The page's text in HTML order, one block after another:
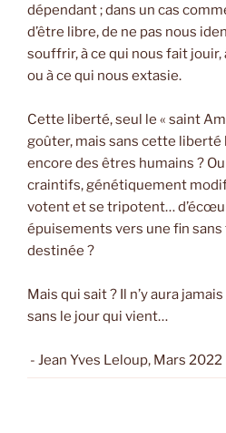
dépendant ; dans un cas
d’être libre, de ne pas nous
souffrir, à ce qui nous fait
ou à ce qui nous extasie.
Cette liberté, seul le « saint
goûter, mais sans cette liberté
encore des êtres humains ?
craintifs, génétiquement
votent et se tripotent…
épuisements vers une fin
destinée ?
Mais qui sait ? Il n’y aura
sans le jour qui vient…
- Jean Yves Leloup, Mars 2022